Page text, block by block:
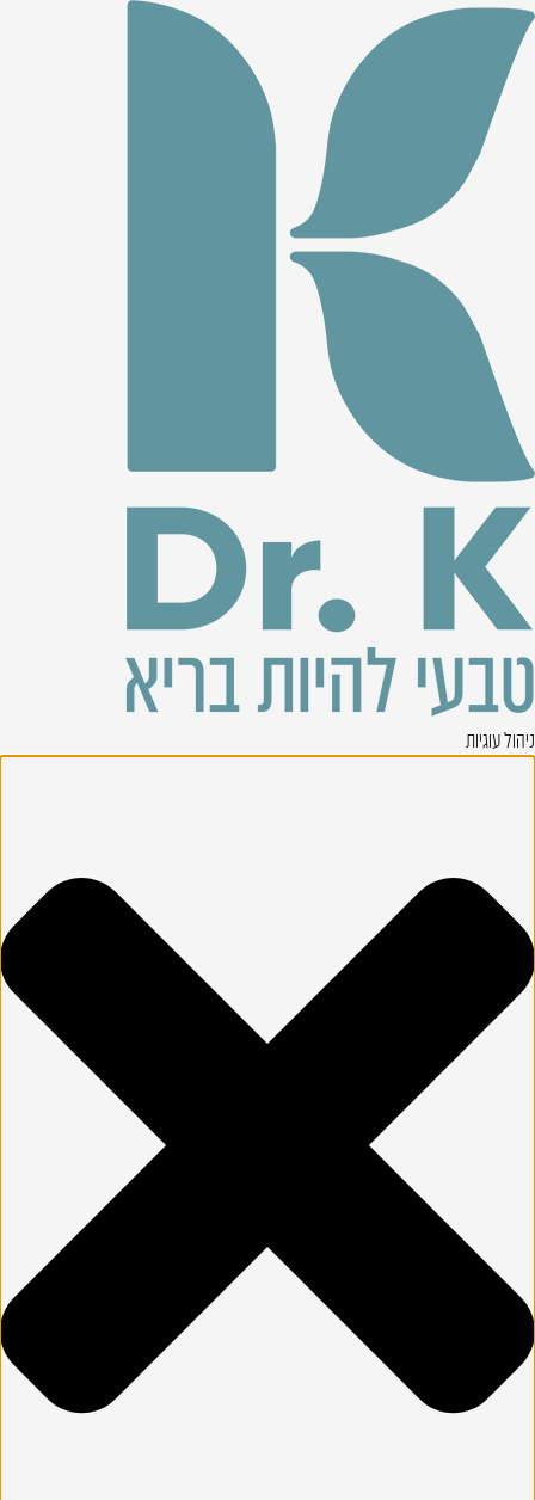
ניהול עוגיות